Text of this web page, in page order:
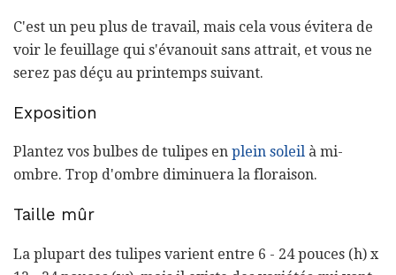
C'est un peu plus de travail, mais cela vous évitera de
voir le feuillage qui s'évanouit sans attrait, et vous ne
serez pas déçu au printemps suivant.
Exposition
Plantez vos bulbes de tulipes en plein soleil à mi-
ombre. Trop d'ombre diminuera la floraison.
Taille mûr
La plupart des tulipes varient entre 6 - 24 pouces (h) x